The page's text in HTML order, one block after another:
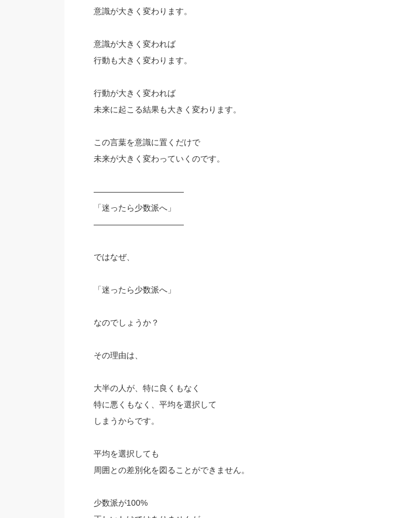
意識が大きく変わります。
意識が大きく変われば
行動も大きく変わります。
行動が大きく変われば
未来に起こる結果も大きく変わります。
この言葉を意識に置くだけで
未来が大きく変わっていくのです。
———————————
「迷ったら少数派へ」
———————————
ではなぜ、
「迷ったら少数派へ」
なのでしょうか？
その理由は、
大半の人が、特に良くもなく
特に悪くもなく、平均を選択して
しまうからです。
平均を選択しても
周囲との差別化を図ることができません。
少数派が100%